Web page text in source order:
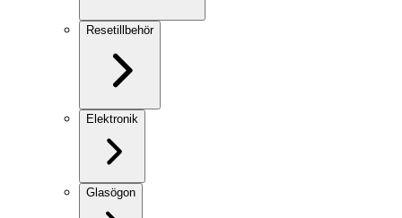
Resetillbehör
Elektronik
Glasögon